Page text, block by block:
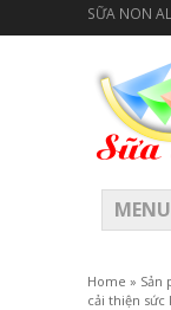
SỮA NON
MENU
Home » Sản
cải thiện sức